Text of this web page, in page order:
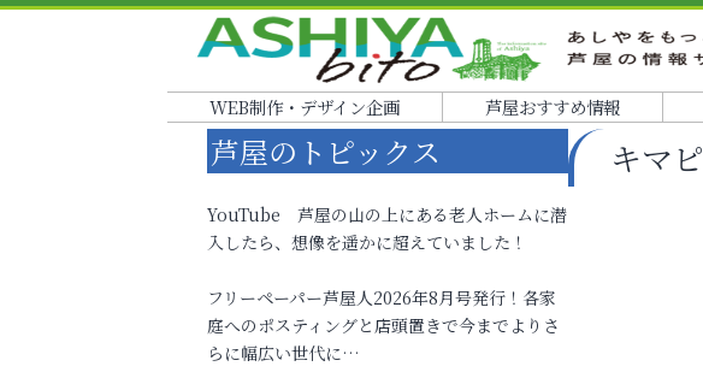
WEB制作・デザイン企画 芦屋おすすめ情報
キマピ
芦屋のトピックス
YouTube 芦屋の山の上にある老人ホームに潜
入したら、想像を遥かに超えていました！
フリーペーパー芦屋人2026年8月号発行！各家
庭へのポスティングと店頭置きで今までよりさ
らに幅広い世代に…